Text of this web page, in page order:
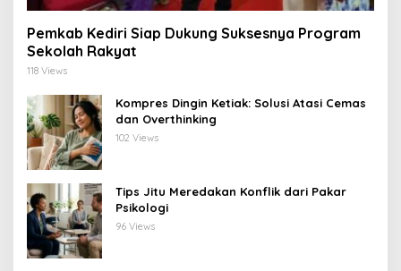
Pemkab Kediri Siap Dukung Suksesnya Program
Sekolah Rakyat
118 Views
Kompres Dingin Ketiak: Solusi Atasi Cemas
dan Overthinking
102 Views
Tips Jitu Meredakan Konflik dari Pakar
Psikologi
96 Views